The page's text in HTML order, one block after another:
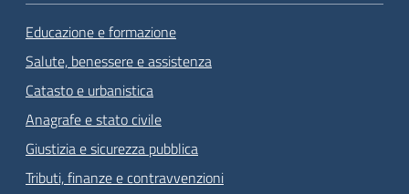
Educazione e formazione
Salute, benessere e assistenza
Catasto e urbanistica
Anagrafe e stato civile
Giustizia e sicurezza pubblica
Tributi, finanze e contravvenzioni